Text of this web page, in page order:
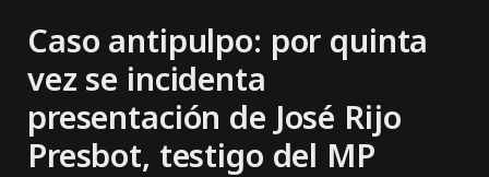
Caso antipulpo: por quinta
vez se incidenta
presentación de José Rijo
Presbot, testigo del MP